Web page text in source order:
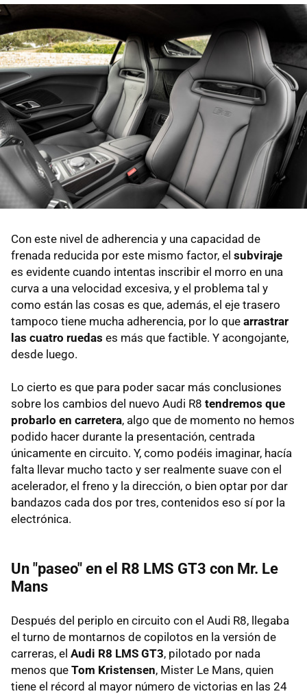
Con este nivel de adherencia y una capacidad de
frenada reducida por este mismo factor, el subviraje
es evidente cuando intentas inscribir el morro en una
curva a una velocidad excesiva, y el problema tal y
como están las cosas es que, además, el eje trasero
tampoco tiene mucha adherencia, por lo que arrastrar
las cuatro ruedas es más que factible. Y acongojante,
desde luego.
Lo cierto es que para poder sacar más conclusiones
sobre los cambios del nuevo Audi R8 tendremos que
probarlo en carretera, algo que de momento no hemos
podido hacer durante la presentación, centrada
únicamente en circuito. Y, como podéis imaginar, hacía
falta llevar mucho tacto y ser realmente suave con el
acelerador, el freno y la dirección, o bien optar por dar
bandazos cada dos por tres, contenidos eso sí por la
electrónica.
Un "paseo" en el R8 LMS GT3 con Mr. Le
Mans
Después del periplo en circuito con el Audi R8, llegaba
el turno de montarnos de copilotos en la versión de
carreras, el Audi R8 LMS GT3, pilotado por nada
menos que Tom Kristensen, Mister Le Mans, quien
tiene el récord al mayor número de victorias en las 24